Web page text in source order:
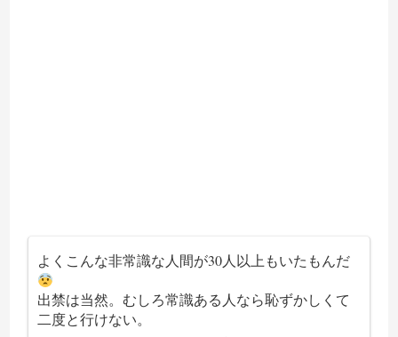
よくこんな非常識な人間が30人以上もいたもんだ
出禁は当然。むしろ常識ある人なら恥ずかしくて
二度と行けない。